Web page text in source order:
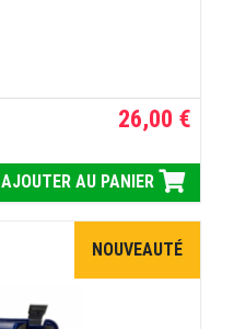
26,00 €
AJOUTER AU PANIER
NOUVEAUTÉ